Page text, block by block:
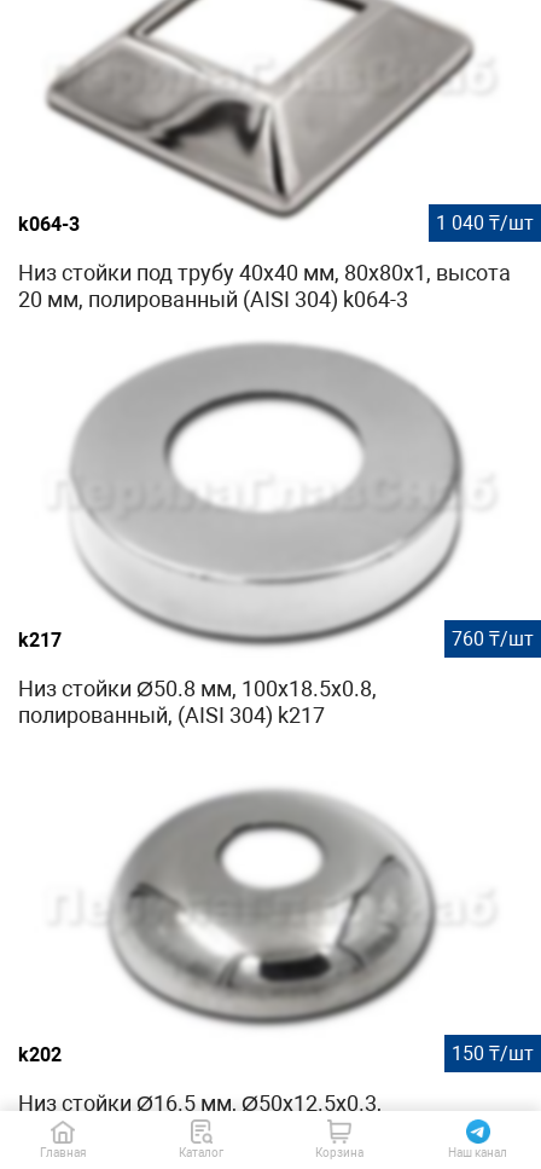
k064-3 1 040 ₸/шт
Низ стойки под трубу 40х40 мм, 80х80х1, высота
20 мм, полированный (AISI 304) k064-3
k217 760 ₸/шт
Низ стойки Ø50.8 мм, 100х18.5х0.8,
полированный, (AISI 304) k217
k202 150 ₸/шт
Низ стойки Ø16.5 мм, Ø50х12.5х0.3,
полированный (AISI 304) k202
Главная Каталог Корзина Наш канал